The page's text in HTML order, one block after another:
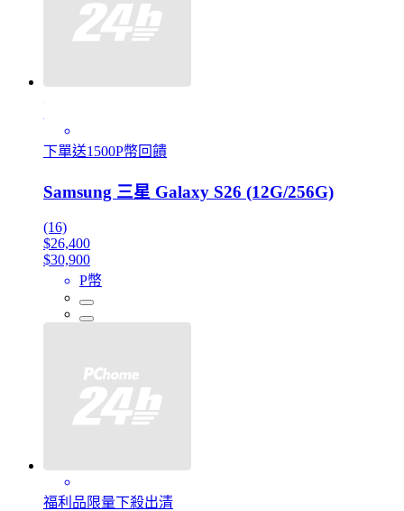
下單送1500P幣回饋
Samsung 三星 Galaxy S26 (12G/256G)
(16)
$26,400
$30,900
P幣
福利品限量下殺出清